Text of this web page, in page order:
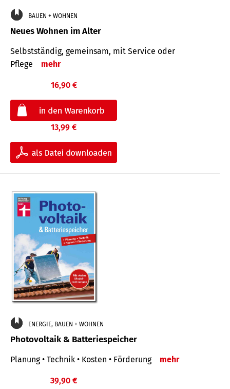
BAUEN + WOHNEN
Neues Wohnen im Alter
Selbstständig, gemeinsam, mit Service oder
Pflege
mehr
16,90 €
13,99 €
ENERGIE, BAUEN + WOHNEN
Photovoltaik & Batteriespeicher
Planung • Technik • Kosten • Förderung mehr
39,90 €